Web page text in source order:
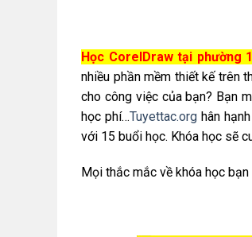
Học CorelDraw tại phường
nhiều phần mềm thiết kế trên
cho công việc của bạn? Bạn
học phí…Tuyettac.org hân
với 15 buổi học. Khóa học sẽ
Mọi thắc mắc về khóa học